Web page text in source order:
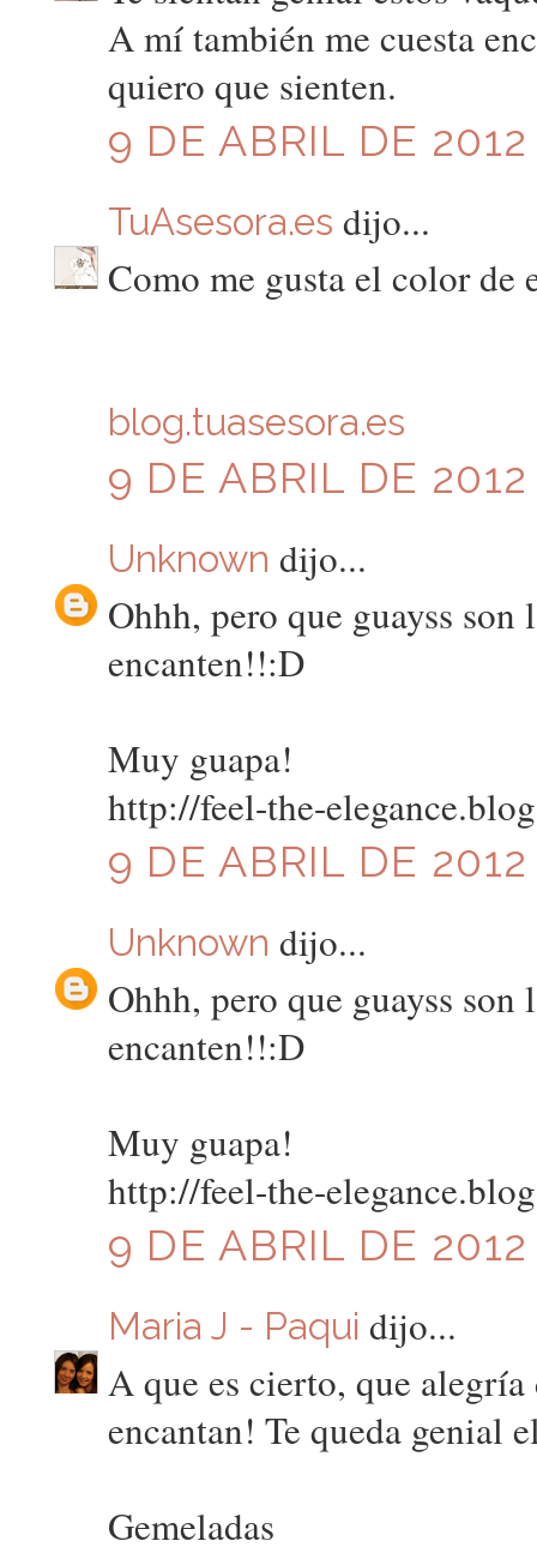
A mí también me cuesta
quiero que sienten.
9 DE ABRIL DE 2012
TuAsesora.es dijo...
Como me gusta el color de
blog.tuasesora.es
9 DE ABRIL DE
Unknown dijo...
Ohhh, pero que guayss
encanten!!:D
Muy guapa!
http://feel-the-
9 DE ABRIL DE
Unknown dijo...
Ohhh, pero que guayss
encanten!!:D
Muy guapa!
http://feel-the-
9 DE ABRIL DE
Maria J - Paqui dijo...
A que es cierto, que alegría
encantan! Te queda genial
Gemeladas